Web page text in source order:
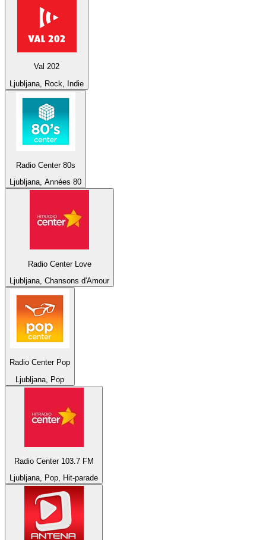
Val 202
Ljubljana, Rock, Indie
Radio Center 80s
Ljubljana, Années 80
Radio Center Love
Ljubljana, Chansons d'Amour
Radio Center Pop
Ljubljana, Pop
Radio Center 103.7 FM
Ljubljana, Pop, Hit-parade